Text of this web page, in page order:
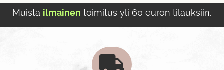
Muista ilmainen toimitus yli 60 euron tilauksiin.